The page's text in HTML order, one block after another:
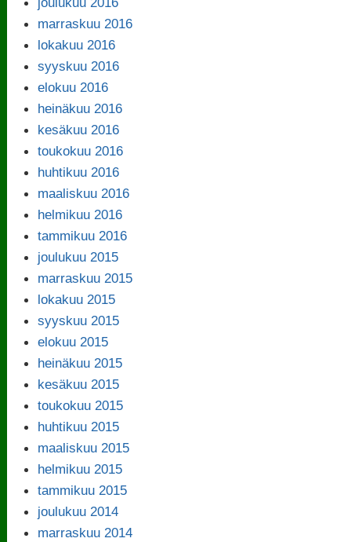
marraskuu 2016
lokakuu 2016
syyskuu 2016
elokuu 2016
heinäkuu 2016
kesäkuu 2016
toukokuu 2016
huhtikuu 2016
maaliskuu 2016
helmikuu 2016
tammikuu 2016
joulukuu 2015
marraskuu 2015
lokakuu 2015
syyskuu 2015
elokuu 2015
heinäkuu 2015
kesäkuu 2015
toukokuu 2015
huhtikuu 2015
maaliskuu 2015
helmikuu 2015
tammikuu 2015
joulukuu 2014
marraskuu 2014